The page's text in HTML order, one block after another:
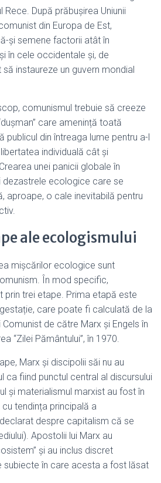
Rece. După prăbușirea Uniunii
din Europa de Est,
și semene factorii atât în
în cele occidentale și, de
instaureze un guvern mondial
comunismul trebuie să creeze
care amenință toată
publicul din întreaga lume pentru a-l
individuală cât și
unei panicii globale în
dezastrele ecologice care se
aproape, o cale inevitabilă pentru
ale ecologismului
mișcărilor ecologice sunt
În mod specific,
prin trei etape. Prima etapă este
care poate fi calculată de la
de către Marx și Engels în
“Zilei Pământului”, în 1970.
Marx și discipolii săi nu au
ca fiind punctul central al discursului
și materialismul marxist au fost în
tendința principală a
despre capitalism că se
Apostolii lui Marx au
și au inclus discret
subiecte în care acesta a fost lăsat